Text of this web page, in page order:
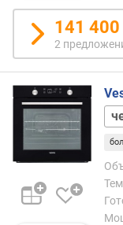
и
н
и
м
а
л
ь
н
е
м
141
2